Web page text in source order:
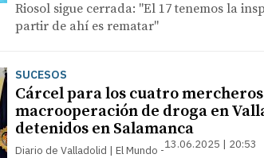
Riosol sigue cerrada: "El 17 tenemos la
partir de ahí es rematar"
SUCESOS
Cárcel para los cuatro
macrooperación de droga en
detenidos en Salamanca
Diario de Valladolid | El Mundo 13.06.2025 | 20:53